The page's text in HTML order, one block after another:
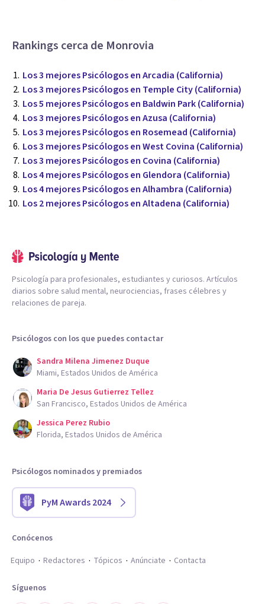
Rankings cerca de Monrovia
Los 3 mejores Psicólogos en Arcadia (California)
Los 3 mejores Psicólogos en Temple City (California)
Los 5 mejores Psicólogos en Baldwin Park (California)
Los 3 mejores Psicólogos en Azusa (California)
Los 3 mejores Psicólogos en Rosemead (California)
Los 3 mejores Psicólogos en West Covina (California)
Los 3 mejores Psicólogos en Covina (California)
Los 4 mejores Psicólogos en Glendora (California)
Los 4 mejores Psicólogos en Alhambra (California)
Los 2 mejores Psicólogos en Altadena (California)
Psicología para profesionales, estudiantes y curiosos. Artículos
diarios sobre salud mental, neurociencias, frases célebres y
relaciones de pareja.
Psicólogos con los que puedes contactar
Sandra Milena Jimenez Duque
Miami, Estados Unidos de América
Maria De Jesus Gutierrez Tellez
San Francisco, Estados Unidos de América
Jessica Perez Rubio
Florida, Estados Unidos de América
Psicólogos nominados y premiados
PyM Awards 2024
Conócenos
Equipo
Redactores Tópicos Anúnciate Contacta
Síguenos